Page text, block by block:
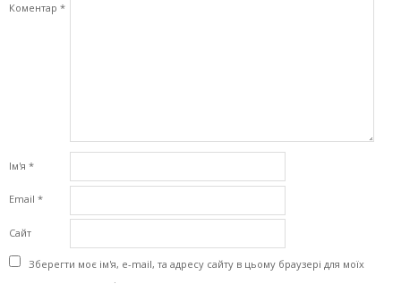
Коментар *
Ім'я *
Email *
Сайт
Зберегти моє ім'я, e-mail, та адресу сайту в цьому браузері для моїх